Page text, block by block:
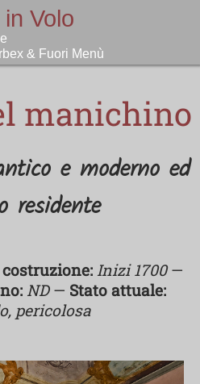
manichino
e moderno ed
residente
Inizi 1700—
ND— Stato attuale:
pericolosa